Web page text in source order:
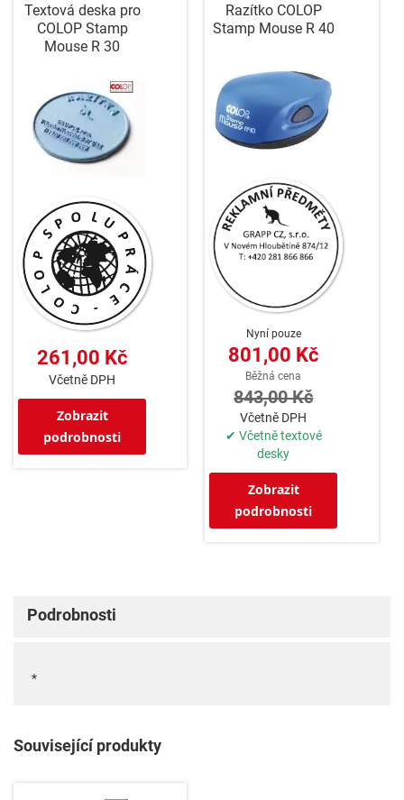
Textová deska pro
COLOP Stamp
Mouse R 30
261,00 Kč
Včetně DPH
Zobrazit
podrobnosti
Razítko COLOP
Stamp Mouse R 40
Nyní pouze
801,00 Kč
Běžná cena
843,00 Kč
Včetně DPH
✔ Včetně textové
desky
Zobrazit
podrobnosti
Podrobnosti
*
Související produkty